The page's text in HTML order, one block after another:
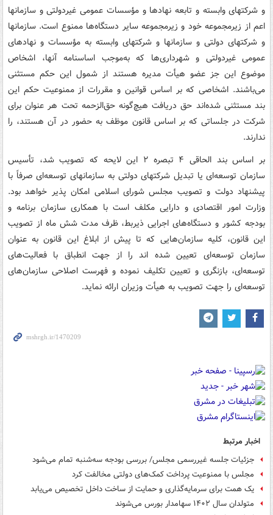
و شرکتهای وابسته و تابعه نهادها و مؤسسات عمومی غیردولتی و سازمانها
اعم از زیرمجموعه خود و زیرمجموعه سایر دستگاه‌ها ممنوع است. سازمانها
و شرکتهای دولتی و سازمانها و شرکتهای وابسته به مؤسسات و نهادهای
عمومی غیردولتی و شهرداری‌ها که به‌موجب اساسنامه آنها، اشخاص
موضوع این جز عضو هیأت مدیره هستند از شمول این حکم مستثنی
می‌باشند. اشخاصی که بر اساس قوانین و مقررات از ممنوعیت حکم این
بند مستثنی شده‌اند حق دریافت هیچ‌گونه حق‌الزحمه تحت هر عنوان برای
شرکت در جلساتی که بر اساس قانون موظف به حضور در آن هستند، را
ندارند.
بر اساس بند الحاقی ۴ تبصره ۲ این لایحه که تصویب شد، تأسیس
سازمان توسعه‌ای یا تبدیل شرکتهای دولتی به سازمانهای توسعه‌ای صرفاً با
پیشنهاد دولت و تصویب مجلس شورای اسلامی امکان پذیر خواهد بود.
وزارت امور اقتصادی و دارایی مکلف است با همکاری سازمان برنامه و
بودجه کشور و دستگاه‌های اجرایی ذیربط، ظرف مدت شش ماه از تصویب
این قانون، کلیه سازمان‌هایی که تا پیش از ابلاغ این قانون به عنوان
سازمان توسعه‌ای تعیین شده اند را از جهت انطباق با فعالیت‌های
توسعه‌ای، بازنگری و تعیین تکلیف نموده و فهرست اصلاحی سازمان‌های
توسعه‌ای را جهت تصویب به هیأت وزیران ارائه نماید.
اخبار مرتبط
جزئیات جلسه غیررسمی مجلس/ بررسی بودجه سه‌شنبه تمام می‌شود
مجلس با ممنوعیت پرداخت کمک‌های دولتی مخالفت کرد
یک همت برای سرمایه‌گذاری و حمایت از ساخت داخل تخصیص می‌یابد
متولدان سال ۱۴۰۲ سهامدار بورس می‌شوند